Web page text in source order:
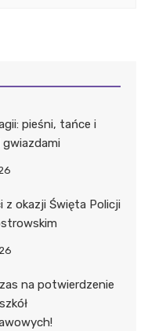
pieśni, tańce i
z okazji Święta Policji
na potwierdzenie